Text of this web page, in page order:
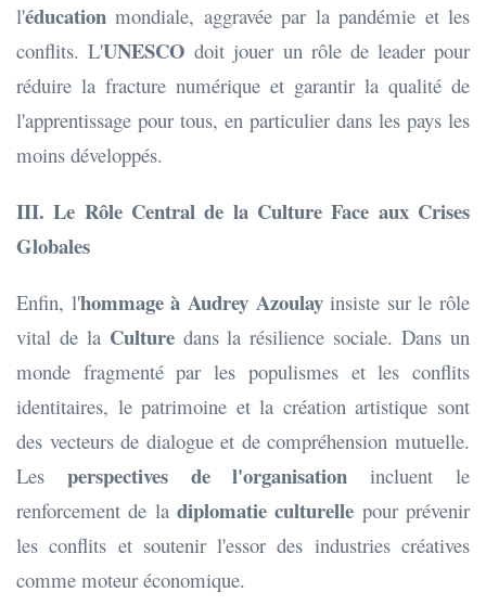
l'éducation mondiale, aggravée par la pandémie et les
conflits. L'UNESCO doit jouer un rôle de leader pour
réduire la fracture numérique et garantir la qualité de
l'apprentissage pour tous, en particulier dans les pays les
moins développés.
III. Le Rôle Central de la Culture Face aux Crises
Globales
Enfin, l'hommage à Audrey Azoulayinsiste sur le rôle
vital de la Culturedans la résilience sociale. Dans un
monde fragmenté par les populismes et les conflits
identitaires, le patrimoine et la création artistique sont
des vecteurs de dialogue et de compréhension mutuelle.
Les perspectives de l'organisation incluent le
renforcement de la diplomatie culturelle pour prévenir
les conflits et soutenir l'essor des industries créatives
comme moteur économique.